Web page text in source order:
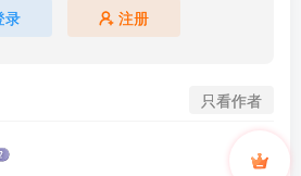
录 注册
只看作者
0